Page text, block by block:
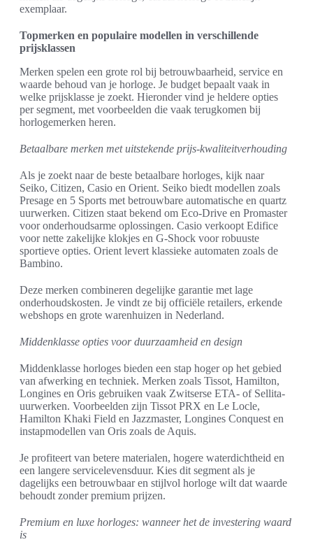
exemplaar.
Topmerken en populaire modellen in verschillende
prijsklassen
Merken spelen een grote rol bij betrouwbaarheid, service en
waarde behoud van je horloge. Je budget bepaalt vaak in
welke prijsklasse je zoekt. Hieronder vind je heldere opties
per segment, met voorbeelden die vaak terugkomen bij
horlogemerken heren.
Betaalbare merken met uitstekende prijs-kwaliteitverhouding
Als je zoekt naar de beste betaalbare horloges, kijk naar
Seiko, Citizen, Casio en Orient. Seiko biedt modellen zoals
Presage en 5 Sports met betrouwbare automatische en quartz
uurwerken. Citizen staat bekend om Eco-Drive en Promaster
voor onderhoudsarme oplossingen. Casio verkoopt Edifice
voor nette zakelijke klokjes en G-Shock voor robuuste
sportieve opties. Orient levert klassieke automaten zoals de
Bambino.
Deze merken combineren degelijke garantie met lage
onderhoudskosten. Je vindt ze bij officiële retailers, erkende
webshops en grote warenhuizen in Nederland.
Middenklasse opties voor duurzaamheid en design
Middenklasse horloges bieden een stap hoger op het gebied
van afwerking en techniek. Merken zoals Tissot, Hamilton,
Longines en Oris gebruiken vaak Zwitserse ETA- of Sellita-
uurwerken. Voorbeelden zijn Tissot PRX en Le Locle,
Hamilton Khaki Field en Jazzmaster, Longines Conquest en
instapmodellen van Oris zoals de Aquis.
Je profiteert van betere materialen, hogere waterdichtheid en
een langere servicelevensduur. Kies dit segment als je
dagelijks een betrouwbaar en stijlvol horloge wilt dat waarde
behoudt zonder premium prijzen.
Premium en luxe horloges: wanneer het de investering waard
is